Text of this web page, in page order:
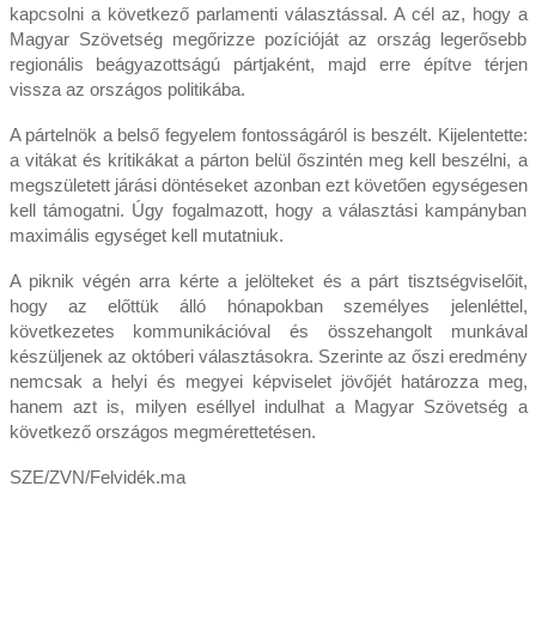
kapcsolni a következő parlamenti választással. A cél az, hogy a
Magyar Szövetség megőrizze pozícióját az ország legerősebb
regionális beágyazottságú pártjaként, majd erre építve térjen
vissza az országos politikába.
A pártelnök a belső fegyelem fontosságáról is beszélt. Kijelentette:
a vitákat és kritikákat a párton belül őszintén meg kell beszélni, a
megszületett járási döntéseket azonban ezt követően egységesen
kell támogatni. Úgy fogalmazott, hogy a választási kampányban
maximális egységet kell mutatniuk.
A piknik végén arra kérte a jelölteket és a párt tisztségviselőit,
hogy az előttük álló hónapokban személyes jelenléttel,
következetes kommunikációval és összehangolt munkával
készüljenek az októberi választásokra. Szerinte az őszi eredmény
nemcsak a helyi és megyei képviselet jövőjét határozza meg,
hanem azt is, milyen eséllyel indulhat a Magyar Szövetség a
következő országos megmérettetésen.
SZE/ZVN/Felvidék.ma